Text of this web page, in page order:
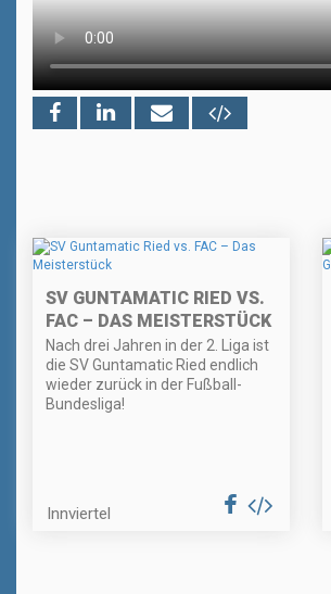
SV GUNTAMATIC RIED VS.
FAC – DAS MEISTERSTÜCK
Nach drei Jahren in der 2. Liga ist
die SV Guntamatic Ried endlich
wieder zurück in der Fußball-
Bundesliga!
Innviertel